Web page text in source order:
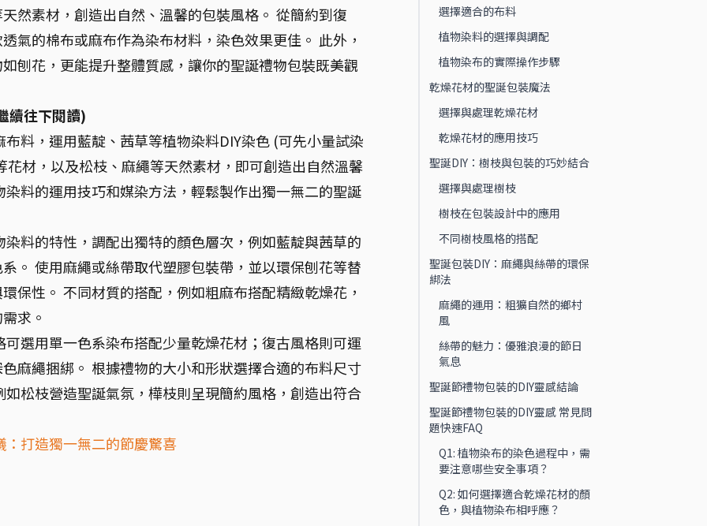
然素材，創造出自然、溫馨的包裝風格。 從簡約到復
氣的棉布或麻布作為染布材料，染色效果更佳。 此外，
刨花，更能提升整體質感，讓你的聖誕禮物包裝既美觀
續往下閱讀)
料，運用藍靛、茜草等植物染料DIY染色 (可先小量試染
材，以及松枝、麻繩等天然素材，即可創造出自然溫馨
料的運用技巧和媒染方法，輕鬆製作出獨一無二的聖誕
料的特性，調配出獨特的顏色層次，例如藍靛與茜草的
。 使用麻繩或絲帶取代塑膠包裝帶，並以環保刨花等替
保性。 不同材質的搭配，例如粗麻布搭配精緻乾燥花，
求。
選用單一色系染布搭配少量乾燥花材；復古風格則可運
麻繩捆綁。 根據禮物的大小和形狀選擇合適的布料尺寸
松枝營造聖誕氣氛，樺枝則呈現簡約風格，創造出符合
打造獨一無二的節慶驚喜
選擇適合的布料
植物染料的選擇與調配
植物染布的實際操作步驟
乾燥花材的聖誕包裝魔法
選擇與處理乾燥花材
乾燥花材的應用技巧
聖誕DIY：樹枝與包裝的巧妙結合
選擇與處理樹枝
樹枝在包裝設計中的應用
不同樹枝風格的搭配
聖誕包裝DIY：麻繩與絲帶的環保
綁法
麻繩的運用：粗獷自然的鄉村
風
絲帶的魅力：優雅浪漫的節日
氣息
聖誕節禮物包裝的DIY靈感結論
聖誕節禮物包裝的DIY靈感 常見問
題快速FAQ
Q1: 植物染布的染色過程中，需
要注意哪些安全事項？
Q2: 如何選擇適合乾燥花材的顏
色，與植物染布相呼應？